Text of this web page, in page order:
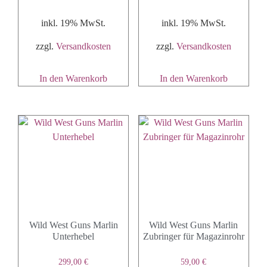
inkl. 19% MwSt.
zzgl.Versandkosten
In den Warenkorb
inkl. 19% MwSt.
zzgl. Versandkosten
In den Warenkorb
Wild West Guns Marlin
Unterhebel
299,00€
Wild West Guns Marlin
Zubringer für Magazinrohr
59,00€